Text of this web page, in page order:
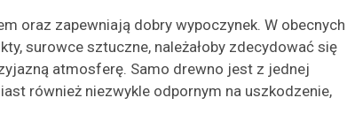
oraz zapewniają dobry wypoczynek. W obecnych
surowce sztuczne, należałoby zdecydować się
atmosferę. Samo drewno jest z jednej
również niezwykle odpornym na uszkodzenie,